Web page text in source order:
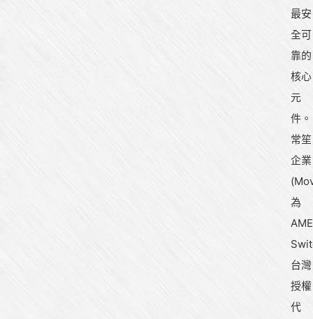
最安
全可
靠的
核心
元
件。
常笙
企業
為
台灣
授權
代